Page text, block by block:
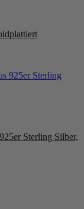
Sterling Silber,